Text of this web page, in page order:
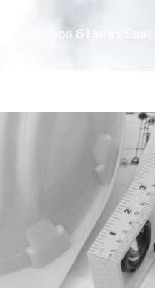
Jangan Lupa 6 Hal Ini